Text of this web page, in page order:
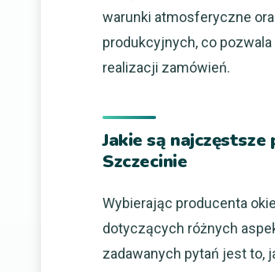
warunki atmosferyczne
produkcyjnych, co
realizacji zamówień.
Jakie są
Szczecinie
Wybierając producenta
dotyczących różnych
zadawanych pytań jest to,